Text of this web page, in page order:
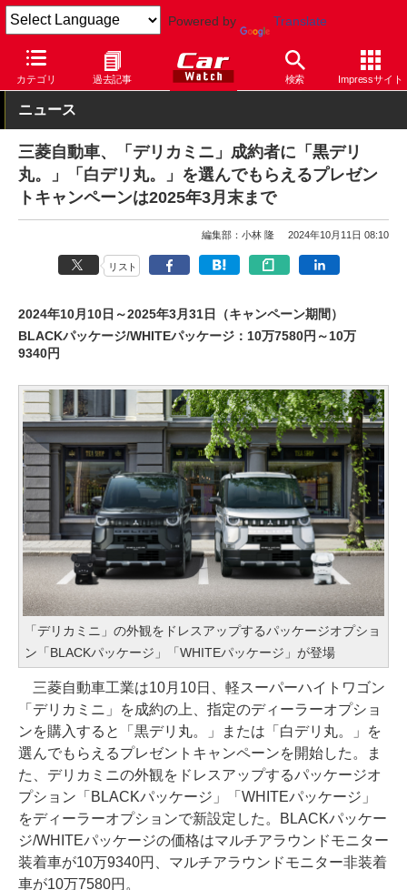
Powered by Translate
カテゴリ 過去記事 検索 Impressサイト
Car Watch 自動車 三菱自動車 デリカ ミニ
ニュース
三菱自動車、「デリカミニ」成約者に「黒デリ
丸。」「白デリ丸。」を選んでもらえるプレゼン
トキャンペーンは2025年3月末まで
編集部：小林 隆 2024年10月11日 08:10
リスト
2024年10月10日～2025年3月31日（キャンペーン期間）
BLACKパッケージ/WHITEパッケージ：10万7580円～10万
9340円
「デリカミニ」の外観をドレスアップするパッケージオプショ
ン「BLACKパッケージ」「WHITEパッケージ」が登場
三菱自動車工業は10月10日、軽スーパーハイトワゴン
「デリカミニ」を成約の上、指定のディーラーオプショ
ンを購入すると「黒デリ丸。」または「白デリ丸。」を
選んでもらえるプレゼントキャンペーンを開始した。ま
た、デリカミニの外観をドレスアップするパッケージオ
プション「BLACKパッケージ」「WHITEパッケージ」
をディーラーオプションで新設定した。BLACKパッケー
ジ/WHITEパッケージの価格はマルチアラウンドモニター
装着車が10万9340円、マルチアラウンドモニター非装着
車が10万7580円。